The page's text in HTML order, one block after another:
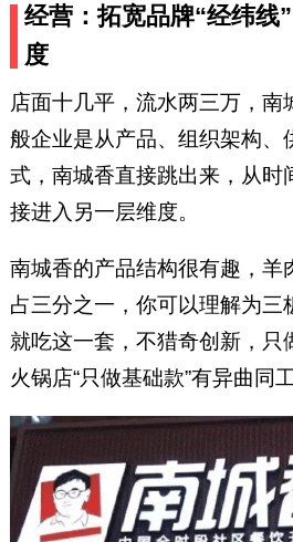
经营：拓宽品牌“经纬线
度
店面十几平，流水两三万，南
般企业是从产品、组织架构、
式，南城香直接跳出来，从时
接进入另一层维度。
南城香的产品结构很有趣，羊
占三分之一，你可以理解为三
就吃这一套，不猎奇创新，只
火锅店“只做基础款”有异曲同